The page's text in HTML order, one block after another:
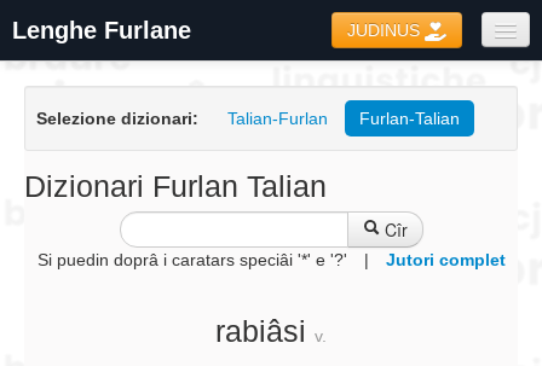
Lenghe Furlane JUDINUS
Formari
Coretôr Ortografic
Informazions
Selezione dizionari: Talian-Furlan Furlan-Talian
Dizionari Furlan Talian
Cîr
Si puedin doprâ i caratars speciâi '*' e '?' | Jutori complet
rabiâsi v.